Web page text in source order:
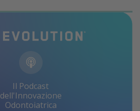
Il Podcast
dell'Innovazione
Odontoiatrica